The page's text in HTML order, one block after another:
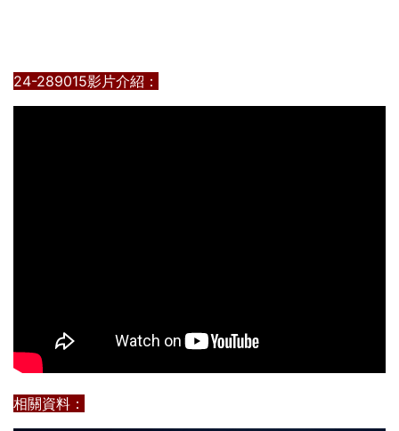
24-289015影片介紹：
相關資料：